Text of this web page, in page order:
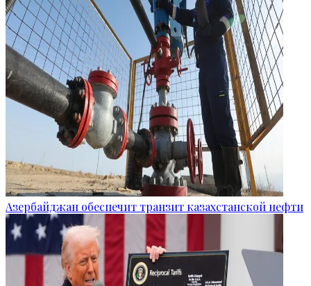
Азербайджан обеспечит транзит казахстанской нефти